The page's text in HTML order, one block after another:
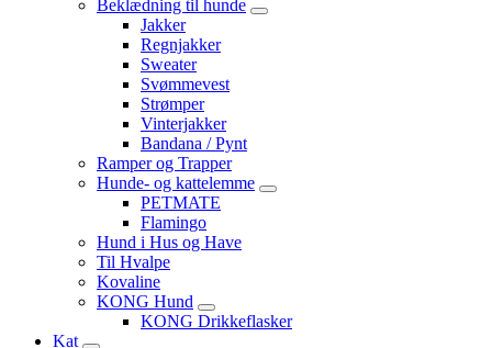
Beklædning til hunde
Jakker
Regnjakker
Sweater
Svømmevest
Strømper
Vinterjakker
Bandana / Pynt
Ramper og Trapper
Hunde- og kattelemme
PETMATE
Flamingo
Hund i Hus og Have
Til Hvalpe
Kovaline
KONG Hund
KONG Drikkeflasker
Kat